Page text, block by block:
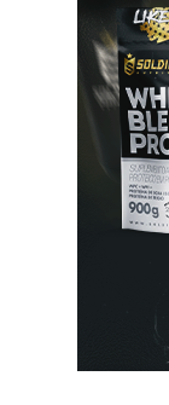
ciclo® são
mesma
menos